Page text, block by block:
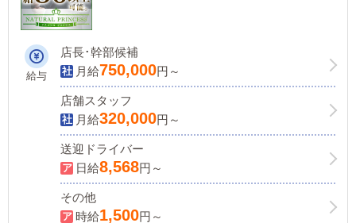
給与
店長･幹部候補
月給750,000円～
店舗スタッフ
月給320,000円～
送迎ドライバー
日給8,568円～
その他
時給1,500円～